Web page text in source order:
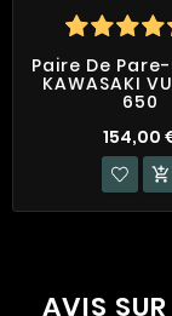
Paire De
KAWASAKI
650
154,00

AVIS